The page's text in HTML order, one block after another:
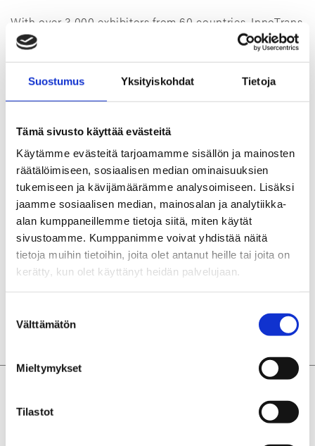
Suostumus Yksityiskohdat Tietoja
Tämä sivusto käyttää evästeitä
Käytämme evästeitä tarjoamamme sisällön ja mainosten
räätälöimiseen, sosiaalisen median ominaisuuksien
tukemiseen ja kävijämäärämme analysoimiseen. Lisäksi
jaamme sosiaalisen median, mainosalan ja analytiikka-
alan kumppaneillemme tietoja siitä, miten käytät
sivustoamme. Kumppanimme voivat yhdistää näitä
tietoja muihin tietoihin, joita olet antanut heille tai joita on
kerätty, kun olet käyttänyt heidän palvelujaan.
valinta
Välttämätön
Mieltymykset
Tilastot
With over 3,000 exhibitors from 60 countries, InnoTrans
is the world’s leading trade fair for transport technology.
September 27–29:Alihankinta– Subcontracting
Trade Fair, Tampere, Finland
metal, electronics, plastics and rubber industries,
industrial ICT solutions, as well as design and
consulting within these fields. Finland’s leading
industrial event offers visitors a unique overview of the
industry’s prospects and future.
November 15–17:Elmia Subcontracting Fair
Jönköping, Sweden
The Elmia Subcontracting Fair is the largest event for
manufacturing industry subcontractors in Northern
More posts you might be interested